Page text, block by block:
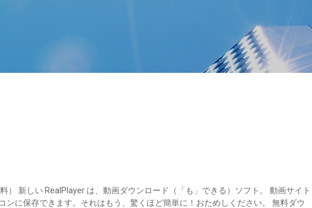
） 新しい RealPlayer は、動画ダウンロード（「も」できる）ソフト。 動画サイト
ンに保存できます。それはもう、驚くほど簡単に！おためしください。 無料ダウ